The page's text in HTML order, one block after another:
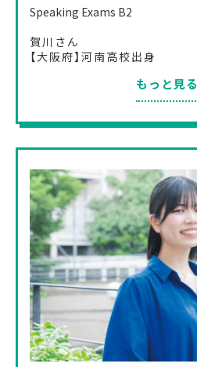
Speaking Exams B2
賀川さん
【大阪府】河南高校出身
もっと見る